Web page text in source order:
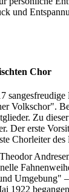
und
Chor
sangesfreudige
Volkschor".
Zu
Der erste
Chorleiter des
Theodor
Umgebung"
1922